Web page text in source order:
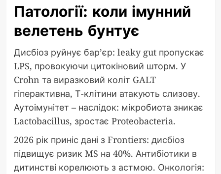
Патології: коли імунний
велетень бунтує
Дисбіоз руйнує бар’єр: leaky gut пропускає
LPS, провокуючи цитокіновий шторм. У
Crohn та виразковий коліт GALT
гіперактивна, Т-клітини атакують слизову.
Аутоімунітет – наслідок: мікробиота зникає
Lactobacillus, зростає Proteobacteria.
2026 рік приніс дані з Frontiers: дисбіоз
підвищує ризик MS на 40%. Антибіотики в
дитинстві корелюють з астмою. Онкологія: